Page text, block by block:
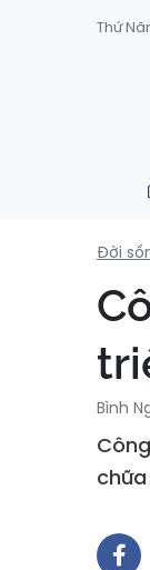
Thứ
Đời
Bình